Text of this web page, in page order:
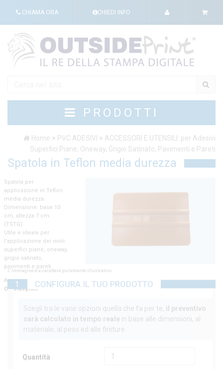
CHIAMA ORA CHIEDI INFO
PRODOTTI
Home > PVC ADESIVI > ACCESSORI E UTENSILI: per Adesivi
Superfici Piane, Oneway, Grigio Satinato, Pavimenti e Pareti
Spatola in Teflon media durezza
Spatola per
applicazione in Teflon
media durezza.
Dimensione: base 10
cm, altezza 7 cm.
(TSTG)
Utile e ideale per
l'applicazione dei vinili:
superfici piane, oneway,
grigio satinato,
pavimenti e pareti
Acquista ora i prodotti di
Outsideprint
L'immagine è a carattere puramente illustrativo.
1 CONFIGURA IL TUO PRODOTTO
Scegli tra le varie opzioni quella che fa per te, il preventivo
sarà calcolato in tempo reale in base alle dimensioni, al
materiale, al peso ed alle finiture.
Quantità